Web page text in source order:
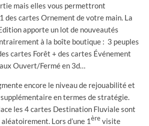
mais elles vous permettront
des cartes Ornement de votre main. La
apporte un lot de nouveautés
à la boîte boutique : 3 peuples
cartes Forêt + des cartes Événement
Ouvert/Fermé en 3d…
encore le niveau de rejouabilité et
en termes de stratégie.
les 4 cartes Destination Fluviale sont
Lors d’une 1 ère visite